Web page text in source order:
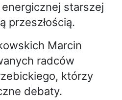
starszej
przeszłością.
Marcin
radców
którzy
debaty.